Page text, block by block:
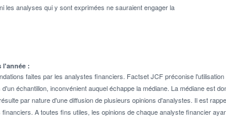
les analyses qui y sont exprimées ne sauraient engager la
l'année :
faites par les analystes financiers. Factset JCF préconise
échantillon, inconvénient auquel échappe la médiane. La médiane est
par nature d'une diffusion de plusieurs opinions d'analystes. Il est
A toutes fins utiles, les opinions de chaque analyste financier